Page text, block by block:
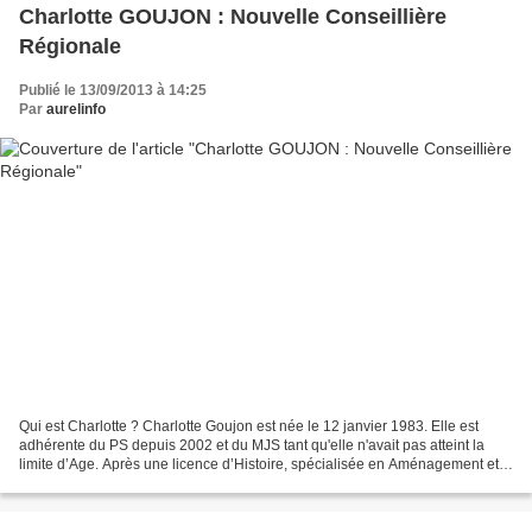
Charlotte GOUJON : Nouvelle Conseillière
Régionale
Publié le 13/09/2013 à 14:25
Par aurelinfo
Qui est Charlotte ? Charlotte Goujon est née le 12 janvier 1983. Elle est
adhérente du PS depuis 2002 et du MJS tant qu'elle n'avait pas atteint la
limite d’Age. Après une licence d’Histoire, spécialisée en Aménagement et